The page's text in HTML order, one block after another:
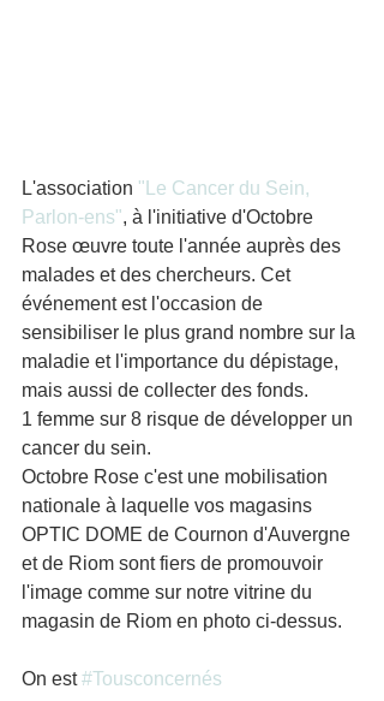
L'association "Le Cancer du Sein,
Parlon-ens", à l'initiative d'Octobre
Rose œuvre toute l'année auprès des
malades et des chercheurs. Cet
événement est l'occasion de
sensibiliser le plus grand nombre sur la
maladie et l'importance du dépistage,
mais aussi de collecter des fonds.
1 femme sur 8 risque de développer un
cancer du sein.
Octobre Rose c'est une mobilisation
nationale à laquelle vos magasins
OPTIC DOME de Cournon d'Auvergne
et de Riom sont fiers de promouvoir
l'image comme sur notre vitrine du
magasin de Riom en photo ci-dessus.
On est #Tousconcernés